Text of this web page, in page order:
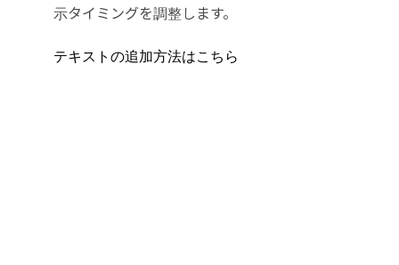
示タイミングを調整します。
テキストの追加方法はこちら